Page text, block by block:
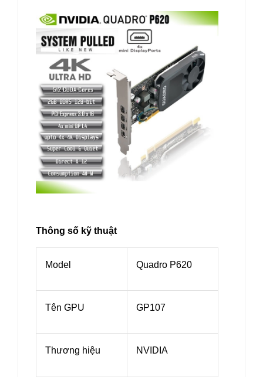
Thông số kỹ thuật
Model Quadro P620
Tên GPU GP107
Thương hiệu NVIDIA